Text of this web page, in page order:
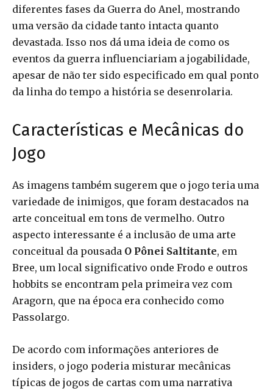
diferentes fases da Guerra do Anel, mostrando
uma versão da cidade tanto intacta quanto
devastada. Isso nos dá uma ideia de como os
eventos da guerra influenciariam a jogabilidade,
apesar de não ter sido especificado em qual ponto
da linha do tempo a história se desenrolaria.
Características e Mecânicas do
Jogo
As imagens também sugerem que o jogo teria uma
variedade de inimigos, que foram destacados na
arte conceitual em tons de vermelho. Outro
aspecto interessante é a inclusão de uma arte
conceitual da pousada O Pônei Saltitante, em
Bree, um local significativo onde Frodo e outros
hobbits se encontram pela primeira vez com
Aragorn, que na época era conhecido como
Passolargo.
De acordo com informações anteriores de
insiders, o jogo poderia misturar mecânicas
típicas de jogos de cartas com uma narrativa